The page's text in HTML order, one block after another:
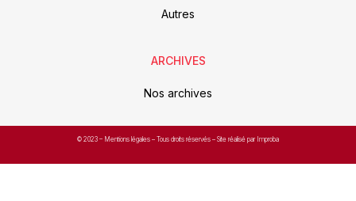
Autres
ARCHIVES
Nos archives
© 2023 – Mentions légales – Tous droits réservés – Site réalisé par Improba